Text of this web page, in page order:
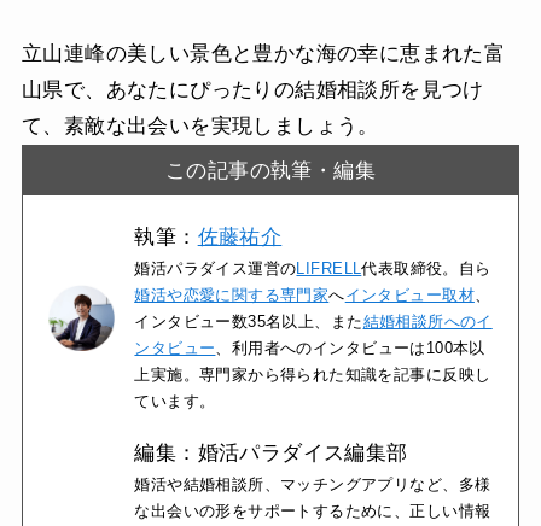
立山連峰の美しい景色と豊かな海の幸に恵まれた富
山県で、あなたにぴったりの結婚相談所を見つけ
て、素敵な出会いを実現しましょう。
この記事の執筆・編集
執筆： 佐藤祐介
婚活パラダイス運営のLIFRELL代表取締役。自ら
婚活や恋愛に関する専門家へインタビュー取材、
インタビュー数35名以上、また結婚相談所へのイ
ンタビュー、利用者へのインタビューは100本以
上実施。専門家から得られた知識を記事に反映し
ています。
編集：婚活パラダイス編集部
婚活や結婚相談所、マッチングアプリなど、多様
な出会いの形をサポートするために、正しい情報